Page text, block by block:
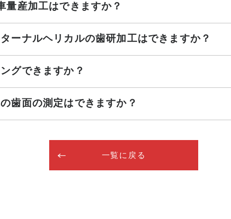
量産加工はできますか？
ーナルヘリカルの歯研加工はできますか？
グできますか？
歯面の測定はできますか？
一覧に戻る